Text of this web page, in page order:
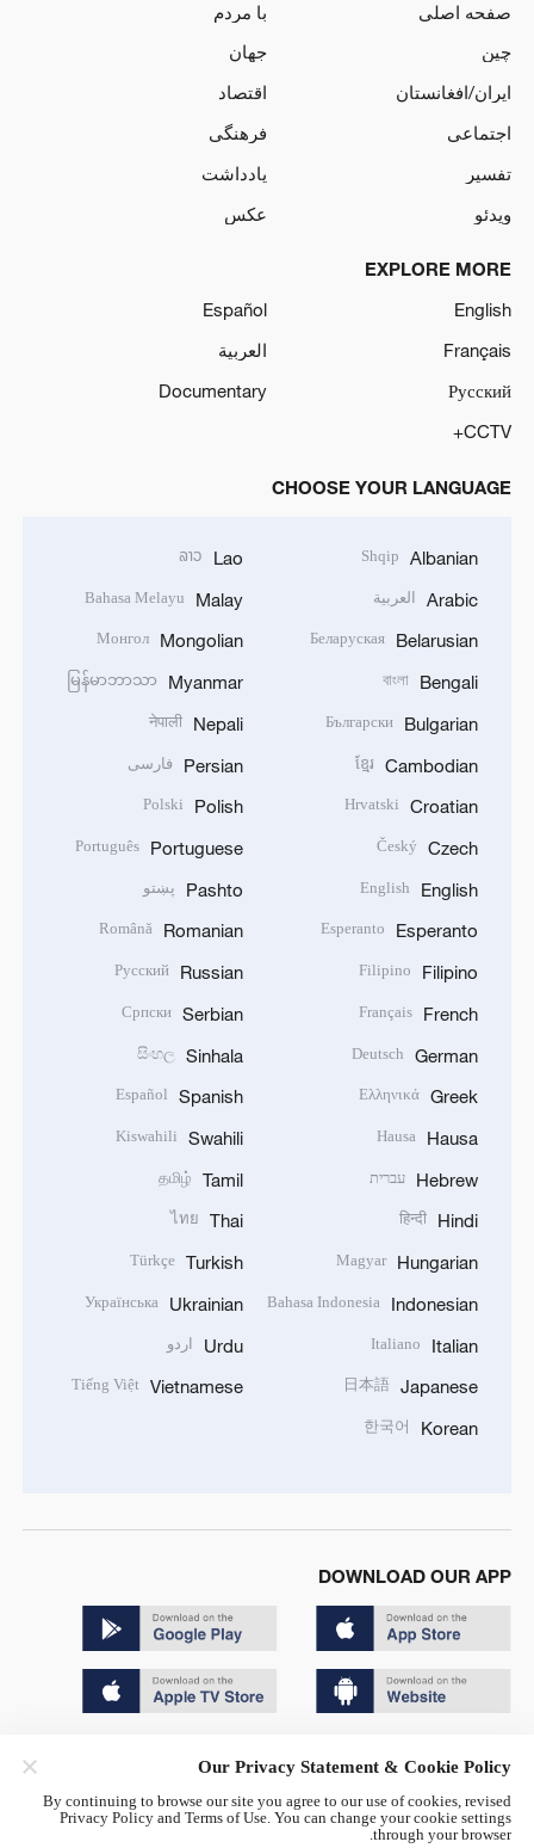
صفحه اصلی
با مردم
چین
جهان
ایران/افغانستان
اقتصاد
اجتماعی
فرهنگی
تفسیر
یادداشت
ویدئو
عکس
EXPLORE MORE
English
Español
Français
العربية
Русский
Documentary
CCTV+
CHOOSE YOUR LANGUAGE
Albanian
Shqip
Arabic العربية
Belarusian
Беларуская
Bengali
বাংলা
Bulgarian
Български
Cambodian
ខ្មែរ
Croatian
Hrvatski
Czech
Český
English
English
Esperanto
Esperanto
Filipino
Filipino
French
Français
German
Deutsch
Greek
Ελληνικά
Hausa
Hausa
Hebrew עברית
Hindi
हिन्दी
Hungarian
Magyar
Indonesian
Bahasa Indonesia
Italian
Italiano
Japanese
日本語
Korean
한국어
Lao
ລາວ
Malay
Bahasa Melayu
Mongolian
Монгол
Myanmar
မြန်မာဘာသာ
Nepali
नेपाली
Persian فارسی
Polish
Polski
Portuguese
Português
Pashto پښتو
Romanian
Română
Russian
Русский
Serbian
Српски
Sinhala
සිංහල
Spanish
Español
Swahili
Kiswahili
Tamil
தமிழ்
Thai
ไทย
Turkish
Türkçe
Ukrainian
Українська
Urdu اردو
Vietnamese
Tiếng Việt
DOWNLOAD OUR APP
京公网安备 11010502050052号
Our Privacy Statement & Cookie Policy
By continuing to browse our site you agree to our use of cookies, revised
Privacy Policy and Terms of Use. You can change your cookie settings
through your browser.